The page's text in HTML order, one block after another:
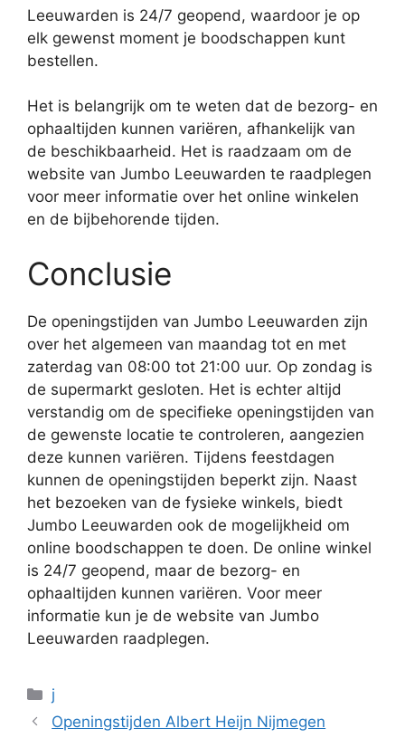
Leeuwarden is 24/7 geopend, waardoor je op
elk gewenst moment je boodschappen kunt
bestellen.
Het is belangrijk om te weten dat de bezorg- en
ophaaltijden kunnen variëren, afhankelijk van
de beschikbaarheid. Het is raadzaam om de
website van Jumbo Leeuwarden te raadplegen
voor meer informatie over het online winkelen
en de bijbehorende tijden.
Conclusie
De openingstijden van Jumbo Leeuwarden zijn
over het algemeen van maandag tot en met
zaterdag van 08:00 tot 21:00 uur. Op zondag is
de supermarkt gesloten. Het is echter altijd
verstandig om de specifieke openingstijden van
de gewenste locatie te controleren, aangezien
deze kunnen variëren. Tijdens feestdagen
kunnen de openingstijden beperkt zijn. Naast
het bezoeken van de fysieke winkels, biedt
Jumbo Leeuwarden ook de mogelijkheid om
online boodschappen te doen. De online winkel
is 24/7 geopend, maar de bezorg- en
ophaaltijden kunnen variëren. Voor meer
informatie kun je de website van Jumbo
Leeuwarden raadplegen.
Categorieën
j
Openingstijden Albert Heijn Nijmegen